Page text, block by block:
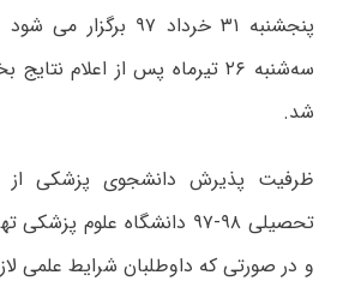
پنجشنبه ۳۱ خرداد ۹۷
سه‌شنبه ۲۶ تیرماه پس از اعلام
شد.
ظرفیت پذیرش دانشجوی پزشکی از
و در صورتی که داوطلبان شرایط علمی